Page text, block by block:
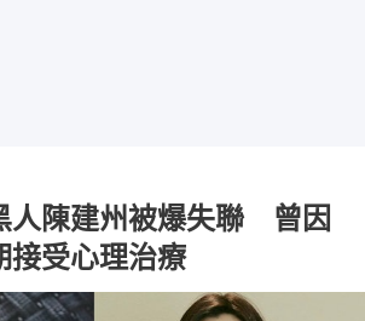
人陳建州被爆失聯 曾因
接受心理治療